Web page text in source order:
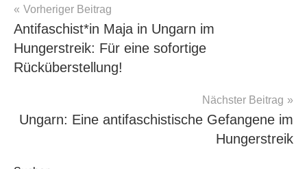
Beitragsnavigation
Vorheriger Beitrag
Antifaschist*in Maja in Ungarn im
Hungerstreik: Für eine sofortige
Rücküberstellung!
Nächster Beitrag
Ungarn: Eine antifaschistische Gefangene im
Hungerstreik